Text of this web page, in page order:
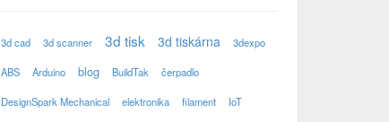
3d cad 3d scanner 3d tisk 3d tiskárna 3dexpo
ABS Arduino blog BuildTak čerpadlo
DesignSpark Mechanical elektronika filament IoT